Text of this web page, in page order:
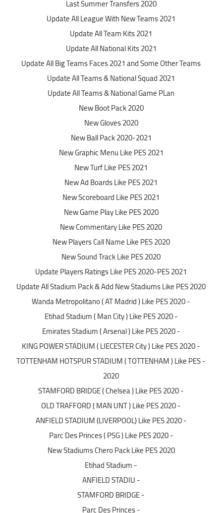
Last Summer Transfers 2020
Update All League With New Teams 2021
Update All Team Kits 2021
Update All National Kits 2021
Update All Big Teams Faces 2021 and Some Other Teams
Update All Teams & National Squad 2021
Update All Teams & National Game PLan
New Boot Pack 2020
New Gloves 2020
New Ball Pack 2020-2021
New Graphic Menu Like PES 2021
New Turf Like PES 2021
New Ad Boards Like PES 2021
New Scoreboard Like PES 2021
New Game Play Like PES 2020
New Commentary Like PES 2020
New Players Call Name Like PES 2020
New Sound Track Like PES 2020
Update Players Ratings Like PES 2020-PES 2021
Update All Stadium Pack & Add New Stadiums Like PES 2020
- Wanda Metropolitano ( AT Madrid ) Like PES 2020
- Etihad Stadium ( Man City ) Like PES 2020
- Emirates Stadium ( Arsenal ) Like PES 2020
- KING POWER STADIUM ( LIECESTER City ) Like PES 2020
- TOTTENHAM HOTSPUR STADIUM ( TOTTENHAM ) Like PES
2020
- STAMFORD BRIDGE ( Chelsea ) Like PES 2020
- OLD TRAFFORD ( MAN UNT ) Like PES 2020
- ANFIELD STADIUM (LIVERPOOL) Like PES 2020
- Parc Des Princes ( PSG ) Like PES 2020
New Stadiums Chero Pack Like PES 2020
- Etihad Stadium
- ANFIELD STADIU
- STAMFORD BRIDGE
- Parc Des Princes